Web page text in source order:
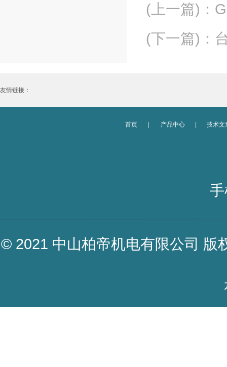
(上一篇) ：
(下一篇) ：
友情链接：
首页 产品中心 技术文
© 2021 中山柏帝机电有限公司 版